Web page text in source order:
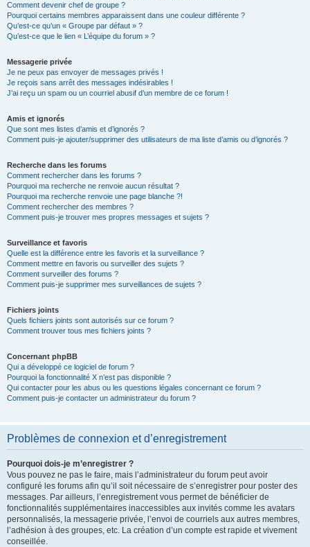
Comment devenir chef de groupe ?
Pourquoi certains membres apparaissent dans une couleur différente ?
Qu’est-ce qu’un « Groupe par défaut » ?
Qu’est-ce que le lien « L’équipe du forum » ?
Messagerie privée
Je ne peux pas envoyer de messages privés !
Je reçois sans arrêt des messages indésirables !
J’ai reçu un spam ou un courriel abusif d’un membre de ce forum !
Amis et ignorés
Que sont mes listes d’amis et d’ignorés ?
Comment puis-je ajouter/supprimer des utilisateurs de ma liste d’amis ou d’ignorés ?
Recherche dans les forums
Comment rechercher dans les forums ?
Pourquoi ma recherche ne renvoie aucun résultat ?
Pourquoi ma recherche renvoie une page blanche ?!
Comment rechercher des membres ?
Comment puis-je trouver mes propres messages et sujets ?
Surveillance et favoris
Quelle est la différence entre les favoris et la surveillance ?
Comment mettre en favoris ou surveiller des sujets ?
Comment surveiller des forums ?
Comment puis-je supprimer mes surveillances de sujets ?
Fichiers joints
Quels fichiers joints sont autorisés sur ce forum ?
Comment trouver tous mes fichiers joints ?
Concernant phpBB
Qui a développé ce logiciel de forum ?
Pourquoi la fonctionnalité X n’est pas disponible ?
Qui contacter pour les abus ou les questions légales concernant ce forum ?
Comment puis-je contacter un administrateur du forum ?
Problèmes de connexion et d’enregistrement
Pourquoi dois-je m’enregistrer ?
Vous pouvez ne pas le faire, mais l’administrateur du forum peut avoir
configuré les forums afin qu’il soit nécessaire de s’enregistrer pour poster des
messages. Par ailleurs, l’enregistrement vous permet de bénéficier de
fonctionnalités supplémentaires inaccessibles aux invités comme les avatars
personnalisés, la messagerie privée, l’envoi de courriels aux autres membres,
l’adhésion à des groupes, etc. La création d’un compte est rapide et vivement
conseillée.